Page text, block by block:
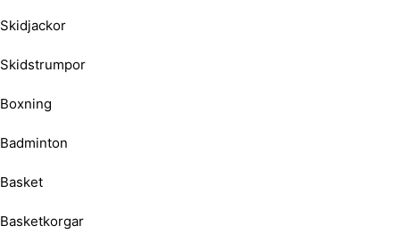
Skidjackor
Skidstrumpor
Boxning
Badminton
Basket
Basketkorgar